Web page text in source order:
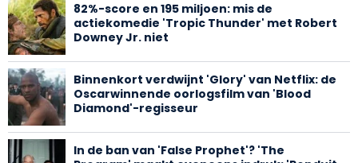
82%-score en 195 miljoen: mis de
actiekomedie 'Tropic Thunder' met Robert
Downey Jr. niet
Binnenkort verdwijnt 'Glory' van Netflix: de
Oscarwinnende oorlogsfilm van 'Blood
Diamond'-regisseur
In de ban van 'False Prophet'? 'The